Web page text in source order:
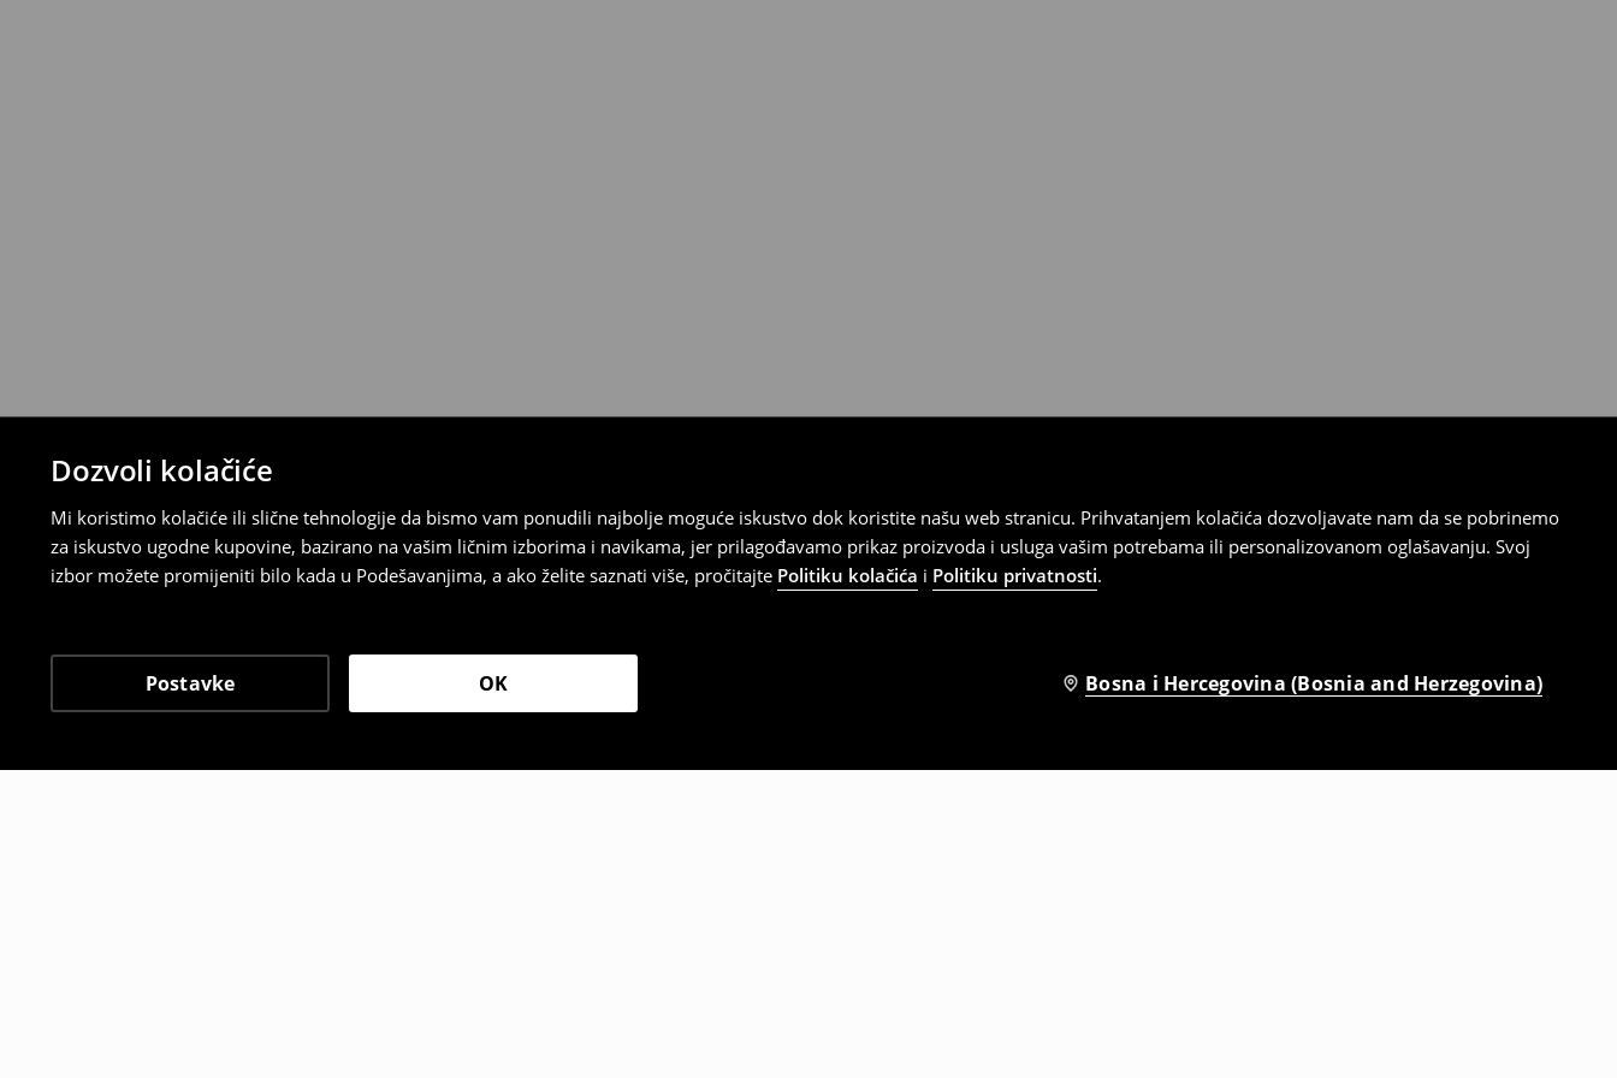
Dozvoli kolačiće
Mi koristimo kolačiće ili slične tehnologije da bismo vam ponudili najbolje moguće iskustvo dok koristite našu web stranicu. Prihvatanjem kolačića dozvoljavate nam da se pobrinemo
za iskustvo ugodne kupovine, bazirano na vašim ličnim izborima i navikama, jer prilagođavamo prikaz proizvoda i usluga vašim potrebama ili personalizovanom oglašavanju. Svoj
izbor možete promijeniti bilo kada u Podešavanjima, a ako želite saznati više, pročitajte Politiku kolačića i Politiku privatnosti.
Postavke OK Bosna i Hercegovina (Bosnia and Herzegovina)